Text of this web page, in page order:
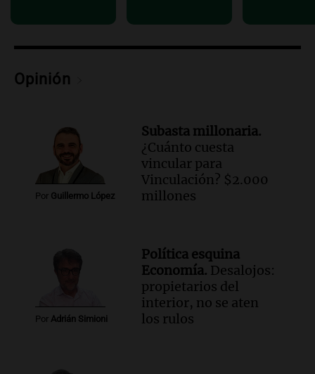
Opinión
Por Guillermo López
Subasta millonaria.
¿Cuánto cuesta
vincular para
Vinculación? $2.000
millones
Por Adrián Simioni
Política esquina
Economía. Desalojos:
propietarios del
interior, no se aten
los rulos